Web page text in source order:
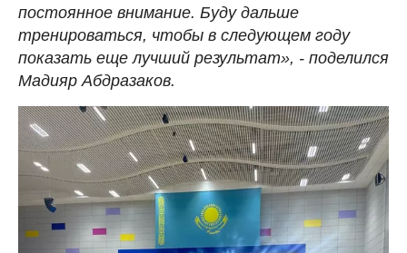
постоянное внимание. Буду дальше
тренироваться, чтобы в следующем году
показать еще лучший результат», - поделился
Мадияр Абдразаков.